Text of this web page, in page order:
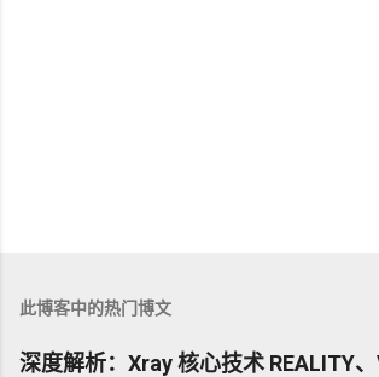
此博客中的热门博文
深度解析：Xray 核心技术 REALITY、